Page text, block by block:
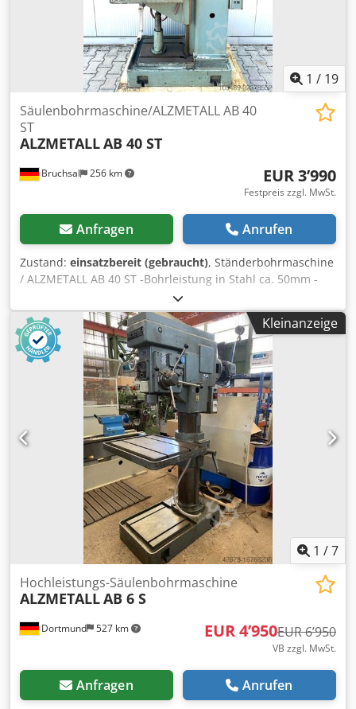
1 / 19
Bruchsal 256 km
Säulenbohrmaschine/ALZMETALL AB 40
ST
ALZMETALLAB 40 ST
EUR 3’990
Festpreis zzgl. MwSt.
Anfragen Anrufen
Zustand: einsatzbereit (gebraucht), Ständerbohrmaschine
/ ALZMETALL AB 40 ST -Bohrleistung in Stahl ca. 50mm -
Gewindeschneiden max. M30 -Werkzeugaufnahme MK 4 -
Spindelhub ca. 160mm -Automatischer Vorschub 0,1-0,2-
0,3-0,4mm /U -Ausladung ca. 300mm -Stufenlose
Drehzahlverstellung ( Variator) Dodpszm Tb Ejfx An Eskr -
Rechts / Links Lauf -Höhenverstellbarer Arbeitstisch mittels
Handkurbel -Arbeitstischgröße ca. 740x460mm -
Motorleistung ca. 3 KW Abmaße: LxBxH 1,2x0,8x2,2 Meter /
Gewicht ca. 1200Kg Irrtümer / Eingabefehler vorbehalten
Kleinanzeige
1 /7
Dortmund 527 km
Hochleistungs-Säulenbohrmaschine
ALZMETALLAB 6 S
EUR 4’950EUR 6’950
VB zzgl. MwSt.
Anfragen Anrufen